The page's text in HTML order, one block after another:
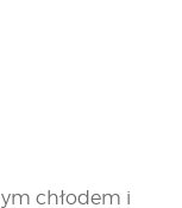
chłodem i